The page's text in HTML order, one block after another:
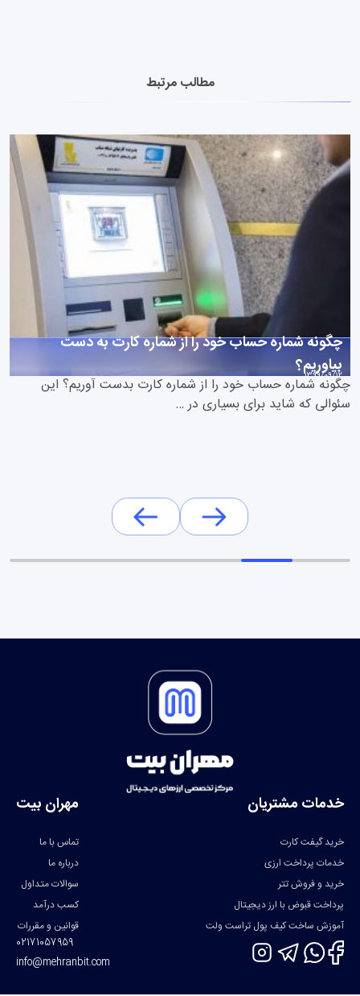
مطالب مرتبط
چگونه شماره حساب خود را از شماره کارت به دست
بیاوریم؟
1399/09/12
چگونه شماره حساب خود را از شماره کارت بدست آوریم؟ این
سئوالی که شاید برای بسیاری در …
خدمات مشتریان
خرید گیفت کارت
خدمات پرداخت ارزی
خرید و فروش تتر
پرداخت قبوض با ارز دیجیتال
آموزش ساخت کیف پول تراست ولت
مهران بیت
تماس با ما
درباره ما
سوالات متداول
کسب درآمد
قوانین و مقررات
02171057959
info@mehranbit.com